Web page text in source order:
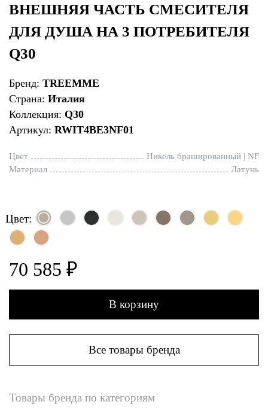
ВНЕШНЯЯ ЧАСТЬ СМЕСИТЕЛЯ
ДЛЯ ДУША НА 3 ПОТРЕБИТЕЛЯ
Q30
Бренд: TREEMME
Страна: Италия
Коллекция: Q30
Артикул: RWIT4BE3NF01
Цвет
Никель брашированный | NF
Материал
Латунь
Цвет:
70 585 ₽
В корзину
Все товары бренда
Товары бренда по категориям